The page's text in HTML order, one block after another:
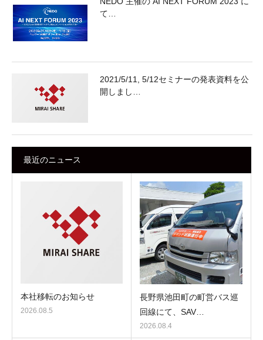
て…
2021/5/11, 5/12セミナーの発表資料を公
開しまし…
最近のニュース
本社移転のお知らせ
2026.08.5
長野県池田町の町営バス巡
回線にて、SAV…
2026.08.4